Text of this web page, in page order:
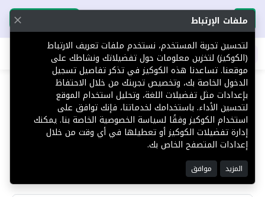
تحميل التطبيق تحميل التطبيق
اطلب عقارك
عبدالعزيز ال سعود
0
التقييمات
ملفات الإرتباط
لتحسين تجربة المستخدم، نستخدم ملفات تعريف الارتباط
(الكوكيز) لتخزين معلومات حول تفضيلاتك ونشاطك على
موقعنا. تساعدنا هذه الكوكيز في تذكر تفاصيل تسجيل
الدخول الخاصة بك، وتخصيص تجربتك من خلال الاحتفاظ
بإعدادات مثل تفضيلات اللغة، وتحليل استخدام الموقع
لتحسين الأداء. باستخدامك لخدماتنا، فإنك توافق على
استخدام الكوكيز وفقًا لسياسة الخصوصية الخاصة بنا. يمكنك
إدارة تفضيلات الكوكيز أو تعطيلها في أي وقت من خلال
إعدادات المتصفح الخاص بك.
المزيد موافق